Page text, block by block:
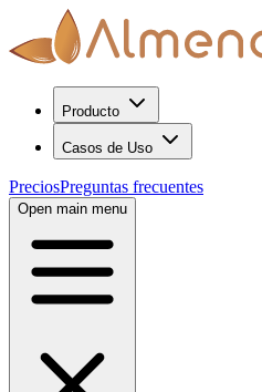
Producto
Casos de Uso
PreciosPreguntas frecuentes
Open main menu